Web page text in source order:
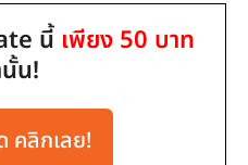
นี้ เพียง 50 บาท
นั้น!
คลิกเลย!